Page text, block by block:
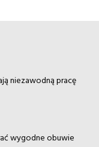
niezawodną pracę
wygodne obuwie